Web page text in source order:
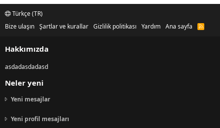
Türkçe (TR)
Bize ulaşın Şartlar ve kurallar Gizlilik politikası Yardım Ana sayfa
R
Hakkımızda
asdadasdadasd
Neler yeni
Yeni mesajlar
Yeni profil mesajları